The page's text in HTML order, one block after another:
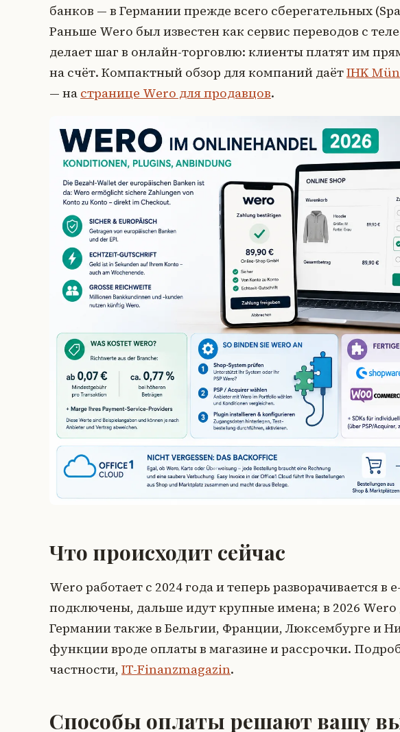
банков — в Германии прежде всего сберегательных
Раньше Wero был известен как сервис переводов с
делает шаг в онлайн-торговлю: клиенты платят им
на счёт. Компактный обзор для компаний даётIHK
— на странице Wero для продавцов.
Что происходит сейчас
Wero работает с 2024 года и теперь разворачивается
подключены, дальше идут крупные имена; в 2026
Германии также в Бельгии, Франции, Люксембурге и
функции вроде оплаты в магазине и рассрочки.
частности, IT-Finanzmagazin.
Способы оплаты решают вашу